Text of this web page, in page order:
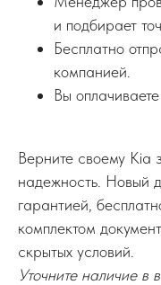
и подбирает
Бесплатно
компанией.
Вы
Верните своему Kia
надежность. Новый
гарантией,
комплектом
скрытых условий.
Уточните наличие